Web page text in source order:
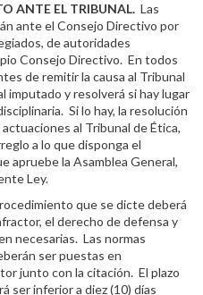
ANTE EL TRIBUNAL. Las
ante el Consejo Directivo por
de autoridades
Consejo Directivo. En todos
de remitir la causa al Tribunal
imputado y resolverá si hay lugar
Si lo hay, la resolución
al Tribunal de Ética,
a lo que disponga el
apruebe la Asamblea General,
Ley.
que se dicte deberá
el derecho de defensa y
necesarias. Las normas
ser puestas en
junto con la citación. El plazo
ser inferior a diez (10) días